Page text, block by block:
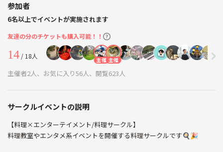
参加者
6名以上でイベントが実施されます
友達の分のチケットも購入可能！！
14/ 18人 主催 主催
主催者2人、お気に入り56人、閲覧623人
サークルイベントの説明
【料理×エンターテイメント/料理サークル】
料理教室やエンタメ系イベントを開催する料理サークルです🍳🎉